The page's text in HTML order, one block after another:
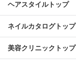
ヘアスタイルトップ
ネイルカタログトップ
美容クリニックトップ